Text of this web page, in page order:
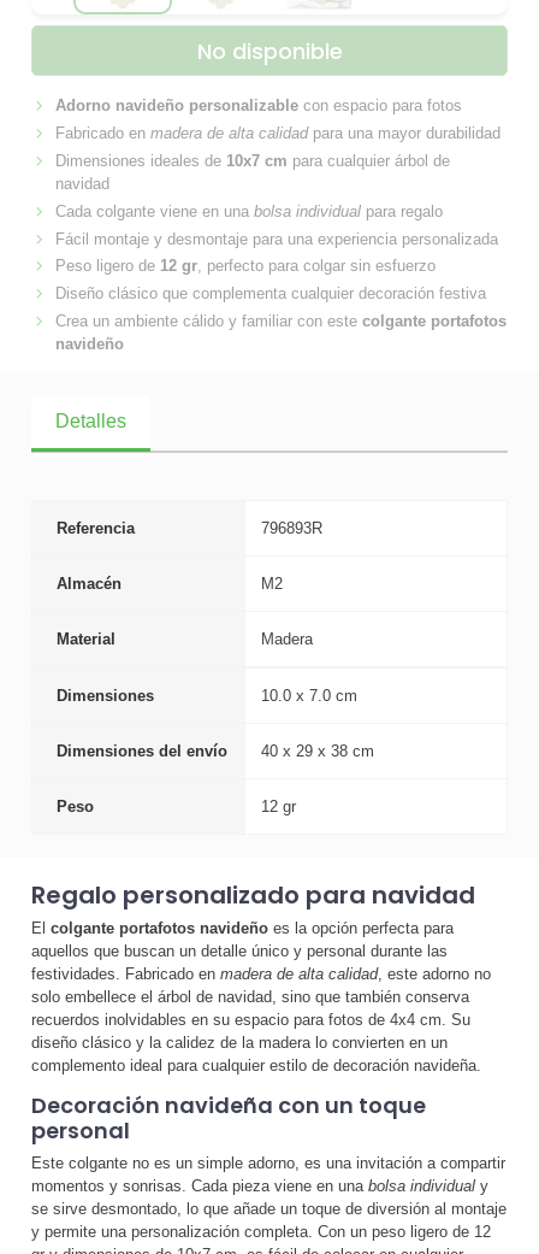
No disponible
Adorno navideño personalizablecon espacio para fotos
Fabricado en madera de alta calidadpara una mayor durabilidad
Dimensiones ideales de 10x7 cm para cualquier árbol de
navidad
Cada colgante viene en una bolsa individualpara regalo
Fácil montaje y desmontaje para una experiencia personalizada
Peso ligero de 12 gr, perfecto para colgar sin esfuerzo
Diseño clásico que complementa cualquier decoración festiva
Crea un ambiente cálido y familiar con este colgante portafotos
navideño
Detalles
Referencia 796893R
Almacén M2
Material Madera
Dimensiones 10.0 x 7.0 cm
Dimensiones del envío 40 x 29 x 38 cm
Peso 12 gr
Regalo personalizado para navidad
El colgante portafotos navideño es la opción perfecta para
aquellos que buscan un detalle único y personal durante las
festividades. Fabricado en madera de alta calidad, este adorno no
solo embellece el árbol de navidad, sino que también conserva
recuerdos inolvidables en su espacio para fotos de 4x4 cm. Su
diseño clásico y la calidez de la madera lo convierten en un
complemento ideal para cualquier estilo de decoración navideña.
Decoración navideña con un toque
personal
Este colgante no es un simple adorno, es una invitación a compartir
momentos y sonrisas. Cada pieza viene en una bolsa individual y
se sirve desmontado, lo que añade un toque de diversión al montaje
y permite una personalización completa. Con un peso ligero de 12